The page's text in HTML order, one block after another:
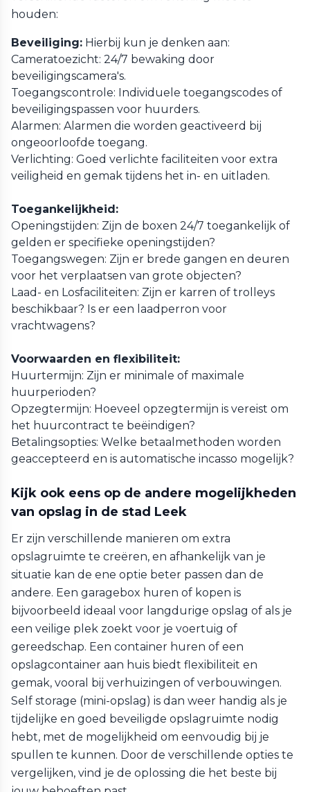
houden:
Beveiliging: Hierbij kun je denken aan:
Cameratoezicht: 24/7 bewaking door
beveiligingscamera's.
Toegangscontrole: Individuele toegangscodes of
beveiligingspassen voor huurders.
Alarmen: Alarmen die worden geactiveerd bij
ongeoorloofde toegang.
Verlichting: Goed verlichte faciliteiten voor extra
veiligheid en gemak tijdens het in- en uitladen.
Toegankelijkheid:
Openingstijden: Zijn de boxen 24/7 toegankelijk of
gelden er specifieke openingstijden?
Toegangswegen: Zijn er brede gangen en deuren
voor het verplaatsen van grote objecten?
Laad- en Losfaciliteiten: Zijn er karren of trolleys
beschikbaar? Is er een laadperron voor
vrachtwagens?
Voorwaarden en flexibiliteit:
Huurtermijn: Zijn er minimale of maximale
huurperioden?
Opzegtermijn: Hoeveel opzegtermijn is vereist om
het huurcontract te beëindigen?
Betalingsopties: Welke betaalmethoden worden
geaccepteerd en is automatische incasso mogelijk?
Kijk ook eens op de andere mogelijkheden
van opslag in de stad Leek
Er zijn verschillende manieren om extra
opslagruimte te creëren, en afhankelijk van je
situatie kan de ene optie beter passen dan de
andere. Een garagebox huren of kopen is
bijvoorbeeld ideaal voor langdurige opslag of als je
een veilige plek zoekt voor je voertuig of
gereedschap. Een container huren of een
opslagcontainer aan huis biedt flexibiliteit en
gemak, vooral bij verhuizingen of verbouwingen.
Self storage (mini-opslag) is dan weer handig als je
tijdelijke en goed beveiligde opslagruimte nodig
hebt, met de mogelijkheid om eenvoudig bij je
spullen te kunnen. Door de verschillende opties te
vergelijken, vind je de oplossing die het beste bij